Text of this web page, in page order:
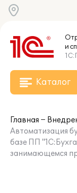
и
Каталог
Главная
Автоматизация
базе ПП
занимающемся